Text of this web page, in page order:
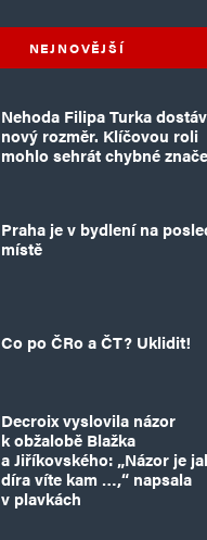
NEJNOVĚJŠÍ
Nehoda Filipa Turka
nový rozměr. Klíčovou roli
mohlo sehrát chybné
Praha je v bydlení na
místě
Co po ČRo a ČT? Uklidit!
Decroix vyslovila názor
k obžalobě Blažka
a Jiříkovského: „Názor je
díra víte kam …,“ napsala
v plavkách